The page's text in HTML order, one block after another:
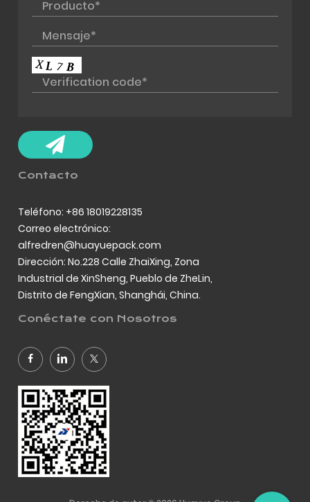
Contacto
Teléfono: +86 18019228135
Correo electrónico:
alfredren@huayuepack.com
Dirección: No.228 Calle ZhaiXing, Zona
Industrial de XinSheng, Pueblo de ZheLin,
Distrito de FengXian, Shanghái, China.
Conéctate con Nosotros